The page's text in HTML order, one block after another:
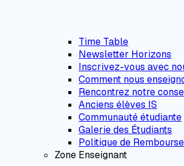
Time Table
Newsletter Horizons
Inscrivez-vous avec
Comment nous
Rencontrez notre
Anciens élèves IS
Communauté étudiante
Galerie des Étudiants
Politique de
Zone Enseignant